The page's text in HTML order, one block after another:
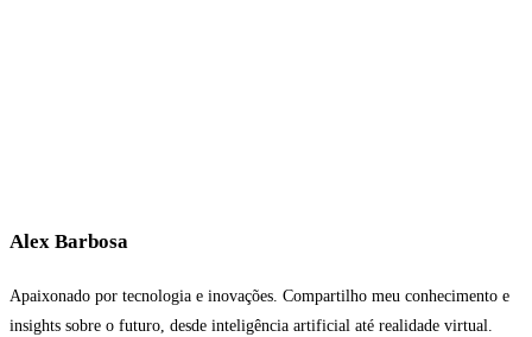
Alex Barbosa
Apaixonado por tecnologia e inovações. Compartilho meu conhecimento e
insights sobre o futuro, desde inteligência artificial até realidade virtual.